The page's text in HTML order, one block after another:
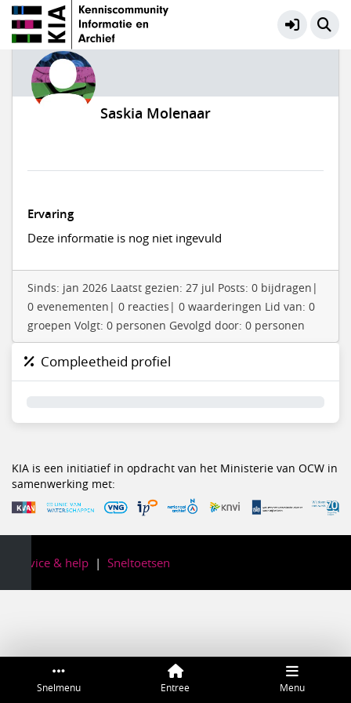
Snelmenu Entree Menu
Saskia Molenaar
Ervaring
Deze informatie is nog niet ingevuld
Sinds: jan 2026 Laatst gezien: 27 jul Posts: 0 bijdragen|
0 evenementen| 0 reacties| 0 waarderingen Lid van: 0
groepen Volgt: 0 personen Gevolgd door: 0 personen
Compleetheid profiel
KIA is een initiatief in opdracht van het Ministerie van OCW in
samenwerking met:
Service & help Sneltoetsen